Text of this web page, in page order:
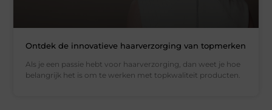
Ontdek de innovatieve haarverzorging van topmerken
Als je een passie hebt voor haarverzorging, dan weet je hoe
belangrijk het is om te werken met topkwaliteit producten.